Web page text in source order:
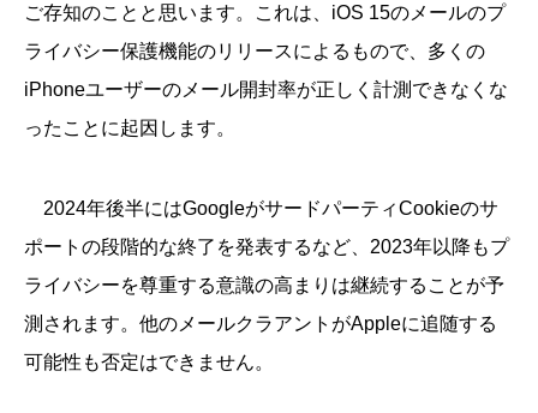
ご存知のことと思います。これは、iOS 15のメールのプ
ライバシー保護機能のリリースによるもので、多くの
iPhoneユーザーのメール開封率が正しく計測できなくな
ったことに起因します。
2024年後半にはGoogleがサードパーティCookieのサ
ポートの段階的な終了を発表するなど、2023年以降もプ
ライバシーを尊重する意識の高まりは継続することが予
測されます。他のメールクラアントがAppleに追随する
可能性も否定はできません。